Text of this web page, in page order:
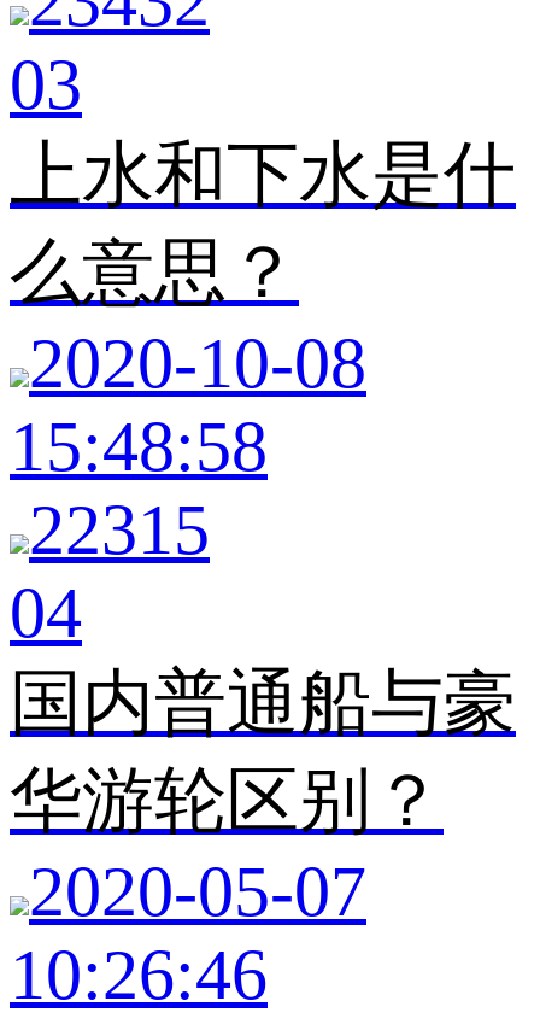
03
上水和下水是什
么意思？
2020-10-08
15:48:58
22315
04
国内普通船与豪
华游轮区别？
2020-05-07
10:26:46